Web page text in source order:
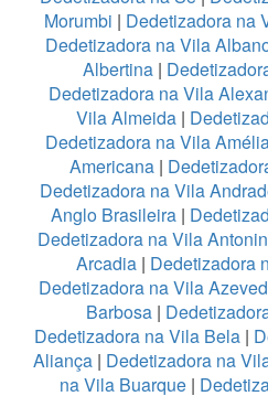
Morumbi | Dedetizadora na
Dedetizadora na Vila
Albertina |
Dedetizadora na Vila
Vila Almeida |
Dedetizadora na Vila
Americana |
Dedetizadora na Vila
Anglo Brasileira |
Dedetizadora na Vila
Arcadia | Dedetizadora
Dedetizadora na Vila
Barbosa |
Dedetizadora na Vila Bela |
Aliança | Dedetizadora na
na Vila Buarque|